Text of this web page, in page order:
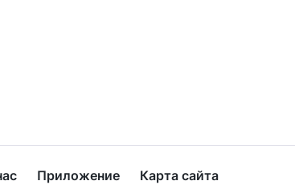
Приложение Карта сайта